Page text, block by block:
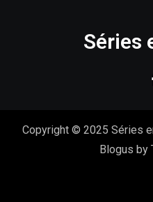
Séries
Copyright © 2025 Séries
Blogus by